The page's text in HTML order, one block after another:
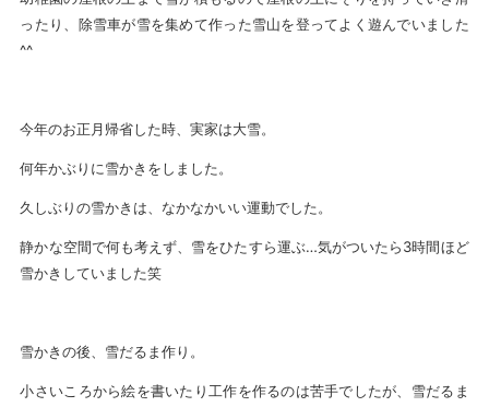
ったり、除雪車が雪を集めて作った雪山を登ってよく遊んでいました
^^
今年のお正月帰省した時、実家は大雪。
何年かぶりに雪かきをしました。
久しぶりの雪かきは、なかなかいい運動でした。
静かな空間で何も考えず、雪をひたすら運ぶ…気がついたら3時間ほど
雪かきしていました笑
雪かきの後、雪だるま作り。
小さいころから絵を書いたり工作を作るのは苦手でしたが、雪だるま